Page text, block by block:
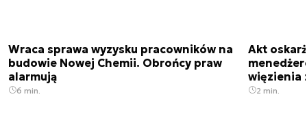
Wraca sprawa wyzysku pracowników na
budowie Nowej Chemii. Obrońcy praw
alarmują
6 min.
Akt
więzienia
2 min.